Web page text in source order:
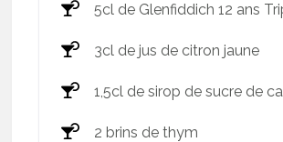
5cl de Glenfiddich 12 ans
3cl de jus de citron jaune
1,5cl de sirop de sucre de
2 brins de thym